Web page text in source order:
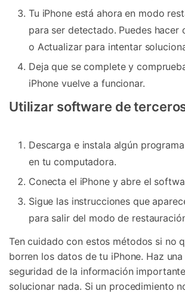
Tu iPhone está ahora en modo
para ser detectado. Puedes hacer
o Actualizar para intentar
Deja que se complete y
iPhone vuelve a funcionar.
Utilizar software de
Descarga e instala algún
en tu computadora.
Conecta el iPhone y abre el
Sigue las instrucciones que
para salir del modo de
Ten cuidado con estos métodos si no
borren los datos de tu iPhone. Haz
seguridad de la información
solucionar nada. Si un procedimiento